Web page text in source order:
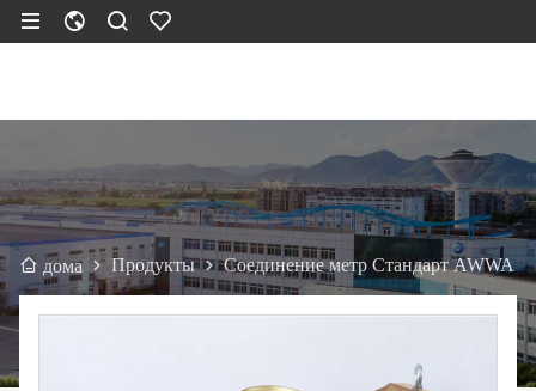
дома Продукты Соединение метр Стандарт AWWA